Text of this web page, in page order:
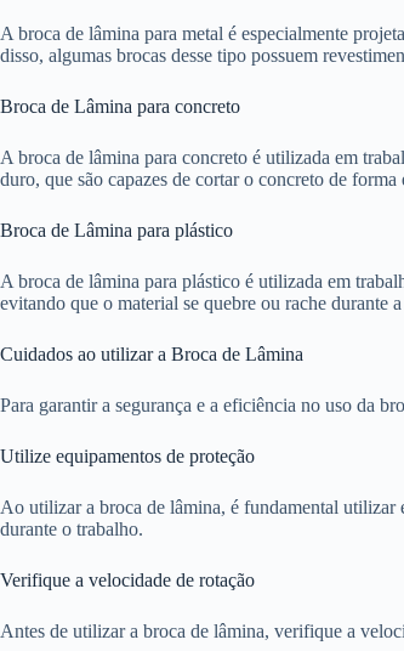
A broca de lâmina para metal é especialmente
disso, algumas brocas desse tipo possuem
Broca de Lâmina para concreto
A broca de lâmina para concreto é utilizada em
duro, que são capazes de cortar o concreto de
Broca de Lâmina para plástico
A broca de lâmina para plástico é utilizada em
evitando que o material se quebre ou rache durante
Cuidados ao utilizar a Broca de Lâmina
Para garantir a segurança e a eficiência no uso da
Utilize equipamentos de proteção
Ao utilizar a broca de lâmina, é fundamental utilizar
durante o trabalho.
Verifique a velocidade de rotação
Antes de utilizar a broca de lâmina, verifique a